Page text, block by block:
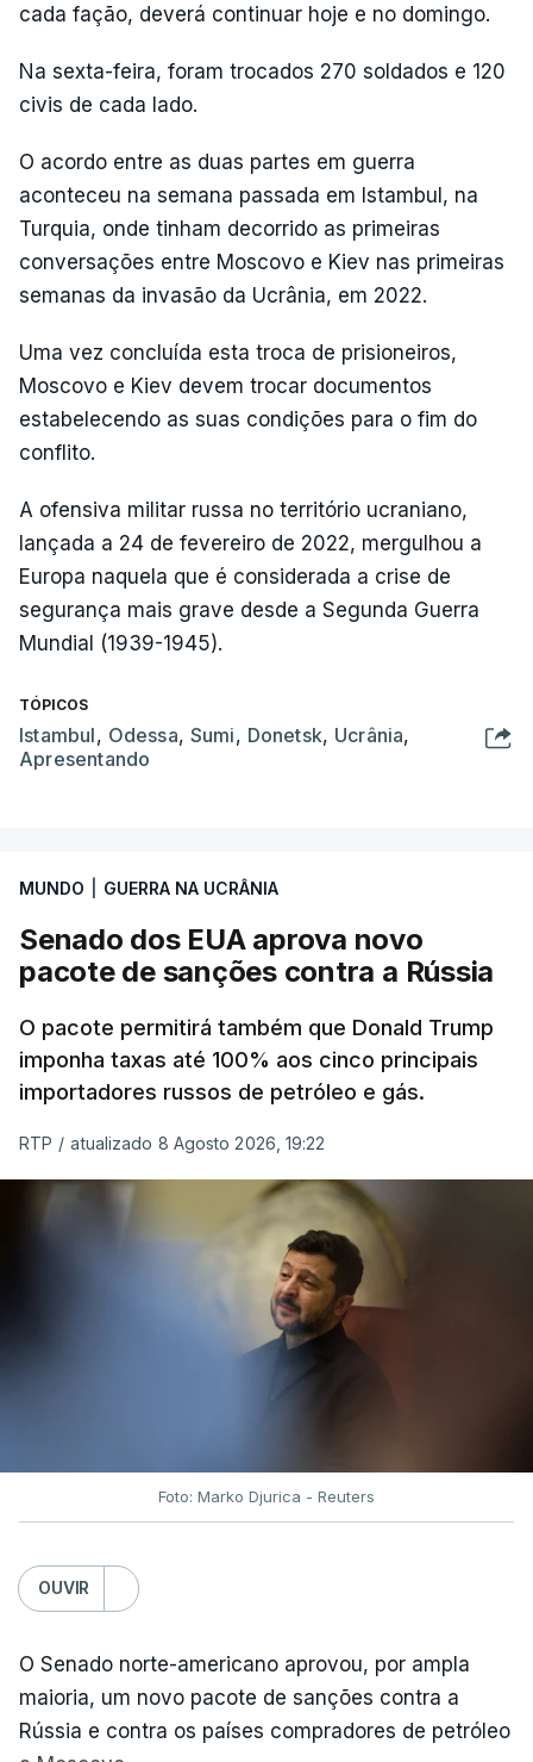
cada fação, deverá continuar hoje e no domingo.
Na sexta-feira, foram trocados 270 soldados e 120
civis de cada lado.
O acordo entre as duas partes em guerra
aconteceu na semana passada em Istambul, na
Turquia, onde tinham decorrido as primeiras
conversações entre Moscovo e Kiev nas primeiras
semanas da invasão da Ucrânia, em 2022.
Uma vez concluída esta troca de prisioneiros,
Moscovo e Kiev devem trocar documentos
estabelecendo as suas condições para o fim do
conflito.
A ofensiva militar russa no território ucraniano,
lançada a 24 de fevereiro de 2022, mergulhou a
Europa naquela que é considerada a crise de
segurança mais grave desde a Segunda Guerra
Mundial (1939-1945).
TÓPICOS
Istambul, Odessa, Sumi, Donetsk, Ucrânia,
Apresentando
MUNDO GUERRA NA UCRÂNIA
Senado dos EUA aprova novo
pacote de sanções contra a Rússia
O pacote permitirá também que Donald Trump
imponha taxas até 100% aos cinco principais
importadores russos de petróleo e gás.
RTP / atualizado 8 Agosto 2026, 19:22
Foto: Marko Djurica - Reuters
OUVIR
O Senado norte-americano aprovou, por ampla
maioria, um novo pacote de sanções contra a
Rússia e contra os países compradores de petróleo